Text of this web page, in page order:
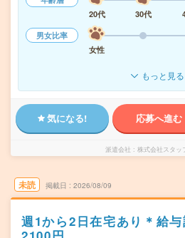
20代
30代
男女比率
女性
もっと見る
気になる! 応募へ進む
派遣会社 株式会社スタッ
未読 掲載日 2026/08/09
週1から2日在宅あり＊給